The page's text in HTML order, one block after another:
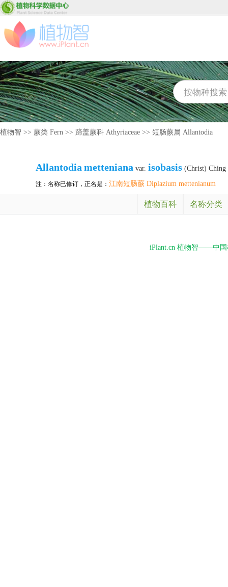
植物智 >> 蕨类 Fern >> 蹄盖蕨科 Athyriaceae >> 短肠蕨属 Allantodia
Allantodia metteniana var. isobasis (Christ) Ching
注：名称已修订，正名是： 江南短肠蕨 Diplazium mettenianum
植物百科 名称分类
iPlant.cn 植物智——中国